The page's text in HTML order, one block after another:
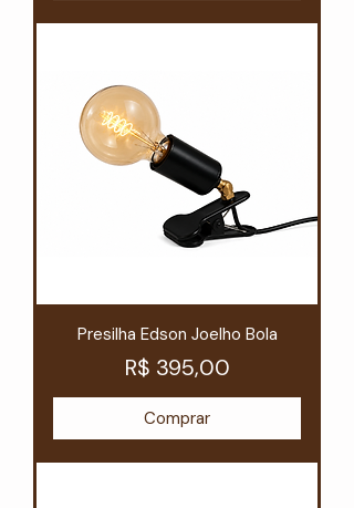
Presilha Edson Joelho Bola
Preço
R$ 395,00
Comprar